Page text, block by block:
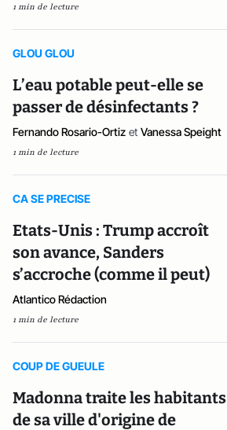
1 min de lecture
GLOU GLOU
L’eau potable peut-elle se
passer de désinfectants ?
Fernando Rosario-Ortiz et Vanessa Speight
1 min de lecture
CA SE PRECISE
Etats-Unis : Trump accroît
son avance, Sanders
s’accroche (comme il peut)
Atlantico Rédaction
1 min de lecture
COUP DE GUEULE
Madonna traite les habitants
de sa ville d'origine de